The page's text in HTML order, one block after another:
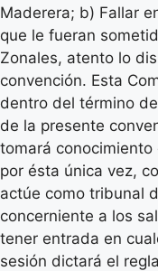
Maderera; b) Fallar
que le fueran
Zonales, atento lo
convención. Esta
dentro del término
de la presente
tomará
por ésta única vez,
actúe como tribunal
concerniente a los
tener entrada en
sesión dictará el